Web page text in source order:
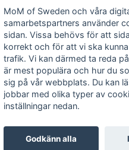
Pinterest
MoM of Sweden och våra
samarbetspartners använder
sidan. Vissa behövs för att
korrekt och för att vi ska
trafik. Vi kan därmed ta reda
är mest populära och hur du
sig på vår webbplats. Du kan
jobbar med olika typer av
inställningar nedan.
Godkänn alla